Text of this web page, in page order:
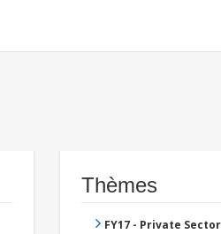
Thèmes
FY17 - Private